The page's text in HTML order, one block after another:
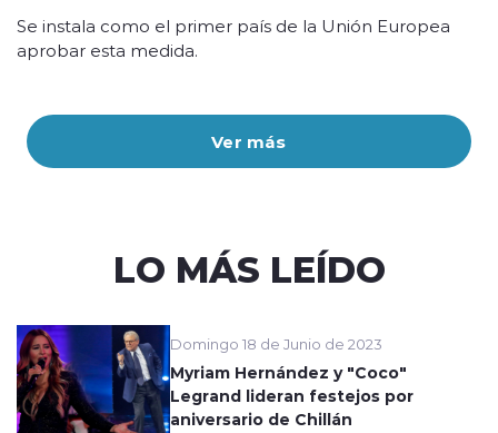
Ver más
Se instala como el primer país de la Unión Europea
aprobar esta medida.
LO MÁS LEÍDO
Domingo 18 de Junio de 2023
Myriam Hernández y "Coco"
Legrand lideran festejos por
aniversario de Chillán